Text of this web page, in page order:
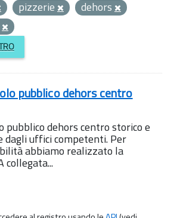
pizzerie
dehors
pubblico dehors centro
pubblico dehors centro storico e
dagli uffici competenti. Per
abbiamo realizzato la
collegata...